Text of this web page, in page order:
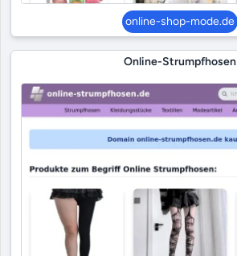
online-shop-mode.de
Online-Strumpfhosen